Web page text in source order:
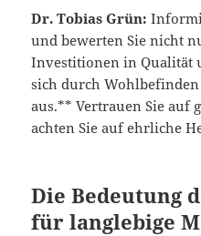
Dr. Tobias Grün:
und bewerten Sie nicht
Investitionen in Qualität
sich durch
aus.** Vertrauen Sie auf
achten Sie auf ehrliche
Die Bedeutung
für langlebige